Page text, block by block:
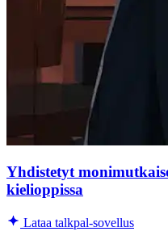
Yhdistetyt
kielioppissa
Lataa talkpal-sovellus